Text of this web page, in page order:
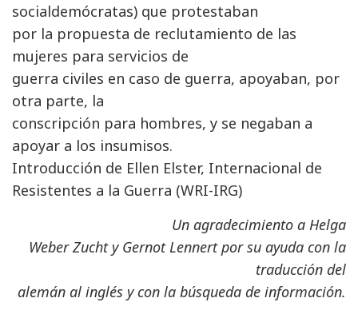
socialdemócratas) que protestaban
por la propuesta de reclutamiento de las
mujeres para servicios de
guerra civiles en caso de guerra, apoyaban, por
otra parte, la
conscripción para hombres, y se negaban a
apoyar a los insumisos.
Introducción de Ellen Elster, Internacional de
Resistentes a la Guerra (WRI-IRG)
Un agradecimiento a Helga
Weber Zucht y Gernot Lennert por su ayuda con la
traducción del
alemán al inglés y con la búsqueda de información.